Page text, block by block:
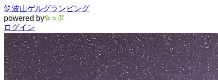
筑波山ゲルグランピング
powered by
ログイン